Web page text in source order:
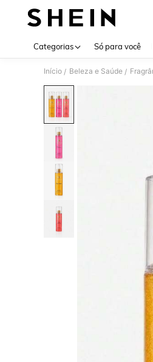
Categorias Só para você
Início / Beleza e Saúde /